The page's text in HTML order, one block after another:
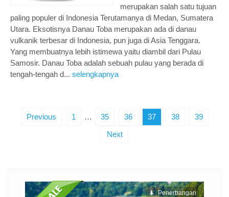
merupakan salah satu tujuan
paling populer di Indonesia Terutamanya di Medan, Sumatera
Utara. Eksotisnya Danau Toba merupakan ada di danau
vulkanik terbesar di Indonesia, pun juga di Asia Tenggara.
Yang membuatnya lebih istimewa yaitu diambil dari Pulau
Samosir. Danau Toba adalah sebuah pulau yang berada di
tengah-tengah d... selengkapnya
Previous 1 … 35 36 37 38
39
Next
Penerbangan